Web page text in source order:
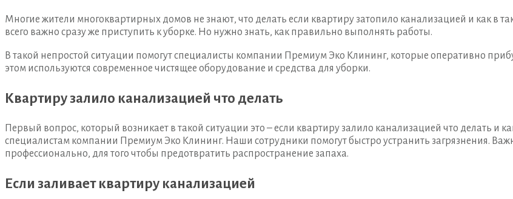
Многие жители многоквартирных домов не знают, что делать если квартиру затопило канализацией и как в
всего важно сразу же приступить к уборке. Но нужно знать, как правильно выполнять работы.
В такой непростой ситуации помогут специалисты компании Премиум Эко Клининг, которые оперативно
этом используются современное чистящее оборудование и средства для уборки.
Квартиру залило канализацией что делать
Первый вопрос, который возникает в такой ситуации это – если квартиру залило канализацией что делать и
специалистам компании Премиум Эко Клининг. Наши сотрудники помогут быстро устранить загрязнения.
профессионально, для того чтобы предотвратить распространение запаха.
Если заливает квартиру канализацией